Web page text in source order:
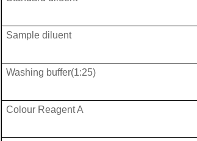
Sample diluent
Washing buffer(1:25)
Colour Reagent A